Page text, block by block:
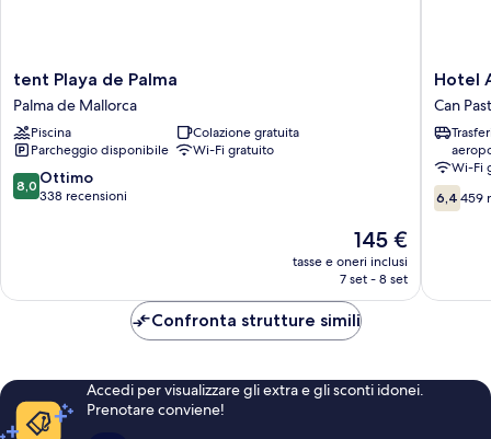
tent
Playa
de
Palma
Palma
de
Mallorca
tent Playa de Palma
Palma de Mallorca
Piscina
Colazione gratuita
Parcheggio disponibile
Wi-Fi gratuito
8.0
su
8,0 Ottimo
338 recensioni
Il
prezzo
attuale
145 €
145 €
tasse e oneri inclusi
7 set - 8 set
Hotel
Amic
Can
Pastilla
Can
Pastilla
Hotel
Can
Wi-Fi
6.4
su
6,4 459
Confronta strutture simili
Accedi per visualizzare gli extra e gli sconti idonei.
Prenotare conviene!